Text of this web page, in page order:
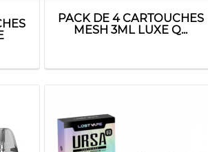
PACK DE 4 CARTOUCHES
MESH 3ML LUXE Q...